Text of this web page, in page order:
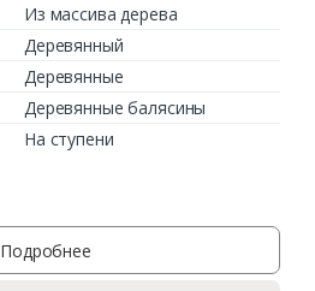
Из массива дерева
Деревянный
Деревянные
Деревянные балясины
На ступени
Подробнее